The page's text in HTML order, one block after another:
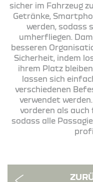
sicher im Fahrzeug
Getränke,
werden, sodass
umherfliegen.
besseren
Sicherheit, indem
ihrem Platz
lassen sich
verschiedenen
verwendet
vorderen als auch
sodass alle